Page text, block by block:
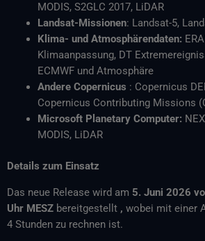
MODIS, S2GLC 2017, LiDAR
Landsat-Missionen: Landsat-5,
Klima- und Atmosphärendaten:
Klimaanpassung, DT
ECMWF und Atmosphäre
Andere Copernicus : Copernicus
Copernicus Contributing Missions
Microsoft Planetary Computer:
MODIS, LiDAR
Details zum Einsatz
Das neue Release wird am 5. Juni 2026
Uhr MESZ bereitgestellt , wobei mit einer
4 Stunden zu rechnen ist.